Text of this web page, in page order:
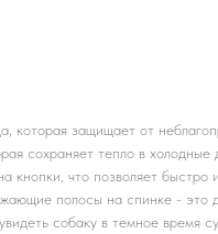
которая защищает от
сохраняет тепло в
кнопки, что позволяет быстро
полосы на спинке - это
собаку в темное время